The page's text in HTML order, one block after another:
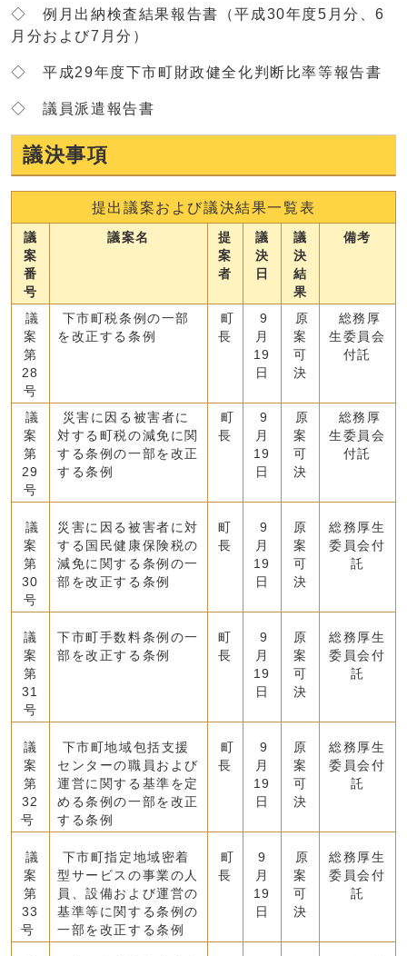
◇ 例月出納検査結果報告書（平成30年度5月分、6
月分および7月分）
◇ 平成29年度下市町財政健全化判断比率等報告書
◇ 議員派遣報告書
議決事項
提出議案および議決結果一覧表
議
案
番
号
議案名
提
案
者
議
決
日
議
決
結
果
備考
議
案
第
28
号
下市町税条例の一部
を改正する条例
町
長
9
月
19
日
原
案
可
決
総務厚
生委員会
付託
議
案
第
29
号
災害に因る被害者に
対する町税の減免に関
する条例の一部を改正
する条例
町
長
9
月
19
日
原
案
可
決
総務厚
生委員会
付託
議
案
第
30
号
災害に因る被害者に対
する国民健康保険税の
減免に関する条例の一
部を改正する条例
町
長
9
月
19
日
原
案
可
決
総務厚生
委員会付
託
議
案
第
31
号
下市町手数料条例の一
部を改正する条例
町
長
9
月
19
日
原
案
可
決
総務厚生
委員会付
託
議
案
第
32
号
下市町地域包括支援
センターの職員および
運営に関する基準を定
める条例の一部を改正
する条例
町
長
9
月
19
日
原
案
可
決
総務厚生
委員会付
託
議
案
第
33
号
下市町指定地域密着
型サービスの事業の人
員、設備および運営の
基準等に関する条例の
一部を改正する条例
町
長
9
月
19
日
原
案
可
決
総務厚生
委員会付
託